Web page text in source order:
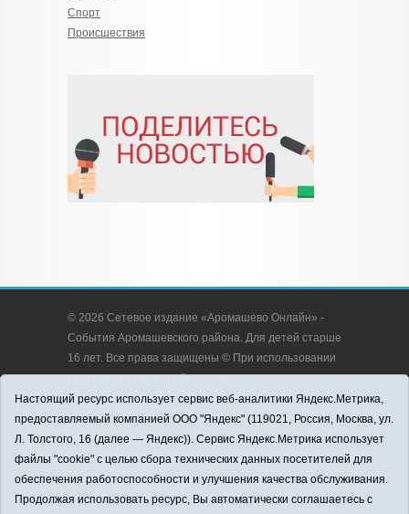
Спорт
Происшествия
© 2026 Сетевое издание «Аромашево Онлайн» -
События Аромашевского района. Для детей старше
16 лет. Все права защищены © При использовании
материалов ссылка обязательна.
Адрес редакции: 627350, Россия, Тюменская
область, Аромашевский район, с. Аромашево, ул.
Кирова, д. 13.
Адрес электронной почты редакции:
strudu72@obl72.ru
Телефон редакции: 8 (34545) 2-30-58
Настоящий ресурс использует сервис веб-аналитики Яндекс.Метрика,
предоставляемый компанией ООО "Яндекс" (119021, Россия, Москва, ул.
Л. Толстого, 16 (далее — Яндекс)). Сервис Яндекс.Метрика использует
файлы "cookie" с целью сбора технических данных посетителей для
обеспечения работоспособности и улучшения качества обслуживания.
Продолжая использовать ресурс, Вы автоматически соглашаетесь с